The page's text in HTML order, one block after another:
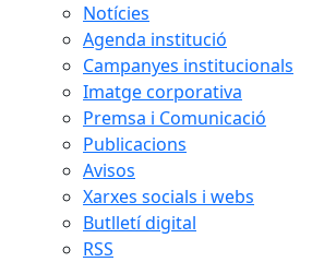
Notícies
Agenda institució
Campanyes institucionals
Imatge corporativa
Premsa i Comunicació
Publicacions
Avisos
Xarxes socials i webs
Butlletí digital
RSS